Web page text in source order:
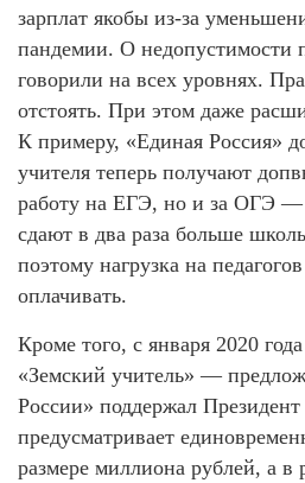
зарплат якобы из-за
пандемии. О недопустимости
говорили на всех уровнях.
отстоять. При этом даже
К примеру, «Единая Россия»
учителя теперь получают
работу на ЕГЭ, но и за ОГЭ —
сдают в два раза больше
поэтому нагрузка на
оплачивать.
Кроме того, с января 2020
«Земский учитель» —
России» поддержал
предусматривает
размере миллиона рублей, а в